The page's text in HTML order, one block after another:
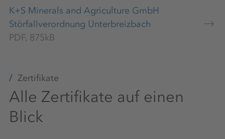
K+S Minerals and Agriculture GmbH
Störfallverordnung Unterbreizbach
PDF, 875kB
Zertifikate
Alle Zertifikate auf einen
Blick